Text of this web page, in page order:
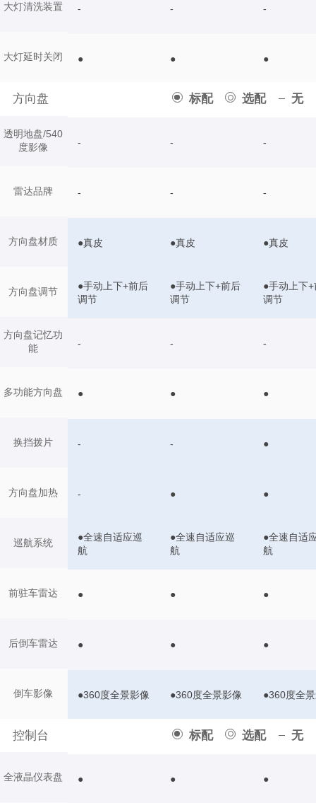
大灯清洗装置
大灯延时关闭
方向盘 标配 选配 无
透明地盘/540
度影像
雷达品牌
方向盘材质
方向盘调节
方向盘记忆功
能
多功能方向盘
换挡拨片
方向盘加热
巡航系统
前驻车雷达
后倒车雷达
倒车影像
控制台 标配 选配 无
全液晶仪表盘
- - -
● ● ●
- - -
- - -
●真皮 ●真皮 ●真皮
●手动上下+前后
调节
●手动上下+前后
调节
●手动上下
调节
- - -
● ● ●
- - ●
- ● ●
●全速自适应巡
航
●全速自适应巡
航
●全速自适
航
● ● ●
● ● ●
●360度全景影像 ●360度全景影像 ●360度全
● ● ●